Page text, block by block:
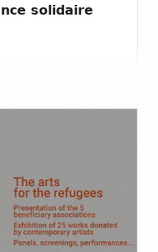
solidaire